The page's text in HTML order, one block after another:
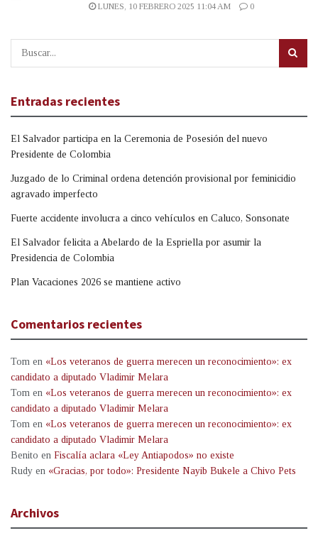
LUNES, 10 FEBRERO 2025 11:04 AM
0
Entradas recientes
El Salvador participa en la Ceremonia de Posesión del nuevo
Presidente de Colombia
Juzgado de lo Criminal ordena detención provisional por feminicidio
agravado imperfecto
Fuerte accidente involucra a cinco vehículos en Caluco, Sonsonate
El Salvador felicita a Abelardo de la Espriella por asumir la
Presidencia de Colombia
Plan Vacaciones 2026 se mantiene activo
Comentarios recientes
Tom en «Los veteranos de guerra merecen un reconocimiento»: ex
candidato a diputado Vladimir Melara
Tom en «Los veteranos de guerra merecen un reconocimiento»: ex
candidato a diputado Vladimir Melara
Tom en «Los veteranos de guerra merecen un reconocimiento»: ex
candidato a diputado Vladimir Melara
Benito en Fiscalía aclara «Ley Antiapodos» no existe
Rudy en «Gracias, por todo»: Presidente Nayib Bukele a Chivo Pets
Archivos